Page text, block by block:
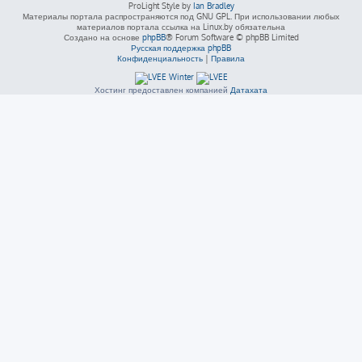
ProLight Style by Ian Bradley
Материалы портала распространяются под GNU GPL. При использовании любых
материалов портала ссылка на Linux.by обязательна
Создано на основе phpBB® Forum Software © phpBB Limited
Русская поддержка phpBB
Конфиденциальность | Правила
Хостинг предоставлен компанией Датахата